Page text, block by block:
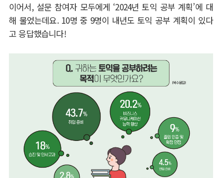
이어서, 설문 참여자 모두에게 ‘2024년 토익 공부 계획’에 대
해 물었는데요. 10명 중 9명이 내년도 토익 공부 계획이 있다
고 응답했습니다!